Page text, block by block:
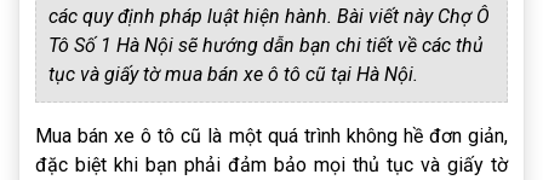
các quy định pháp luật hiện hành. Bài viết này Chợ Ô
Tô Số 1 Hà Nội sẽ hướng dẫn bạn chi tiết về các thủ
tục và giấy tờ mua bán xe ô tô cũ tại Hà Nội.
Mua bán xe ô tô cũ là một quá trình không hề đơn giản,
đặc biệt khi bạn phải đảm bảo mọi thủ tục và giấy tờ